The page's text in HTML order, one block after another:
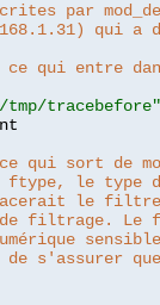
par
qui a
qui entre
tracebefore"
qui sort de
ftype, le
placerait le
de filtrage.
de